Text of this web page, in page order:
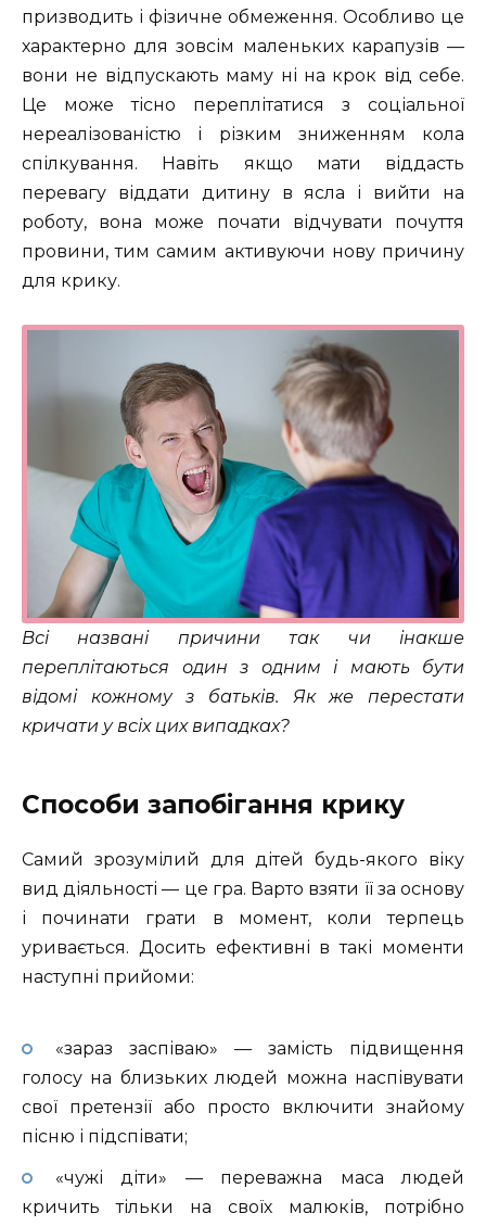
призводить і фізичне обмеження. Особливо це
характерно для зовсім маленьких карапузів —
вони не відпускають маму ні на крок від себе.
Це може тісно переплітатися з соціальної
нереалізованістю і різким зниженням кола
спілкування. Навіть якщо мати віддасть
перевагу віддати дитину в ясла і вийти на
роботу, вона може почати відчувати почуття
провини, тим самим активуючи нову причину
для крику.
Всі названі причини так чи інакше
переплітаються один з одним і мають бути
відомі кожному з батьків. Як же перестати
кричати у всіх цих випадках?
Способи запобігання крику
Самий зрозумілий для дітей будь-якого віку
вид діяльності — це гра. Варто взяти її за основу
і починати грати в момент, коли терпець
уривається. Досить ефективні в такі моменти
наступні прийоми:
«зараз заспіваю» — замість підвищення
голосу на близьких людей можна наспівувати
свої претензії або просто включити знайому
пісню і підспівати;
«чужі діти» — переважна маса людей
кричить тільки на своїх малюків, потрібно